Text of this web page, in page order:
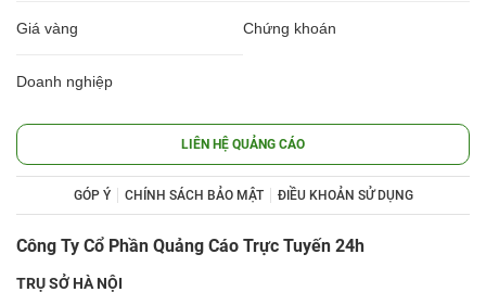
Giá vàng Chứng khoán
Doanh nghiệp
LIÊN HỆ QUẢNG CÁO
GÓP Ý CHÍNH SÁCH BẢO MẬT ĐIỀU KHOẢN SỬ DỤNG
Công Ty Cổ Phần Quảng Cáo Trực Tuyến 24h
TRỤ SỞ HÀ NỘI